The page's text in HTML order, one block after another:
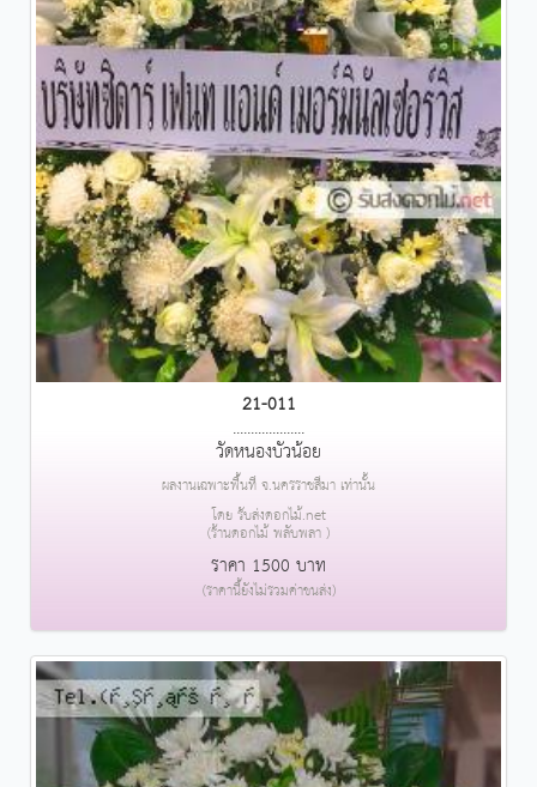
21-011
....................
วัดหนองบัวน้อย
ผลงานเฉพาะพื้นที่ จ.นครราชสีมา เท่านั้น
โดย รับส่งดอกไม้.net
(ร้านดอกไม้ พลับพลา )
ราคา 1500 บาท
(ราคานี้ยังไม่รวมค่าขนส่ง)